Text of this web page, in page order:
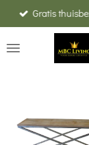
direct
naar
Gratis